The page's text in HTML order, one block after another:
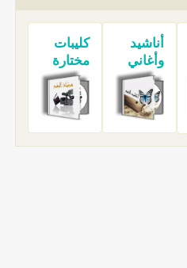
أناشيد
وأغاني
كليبات
مختارة